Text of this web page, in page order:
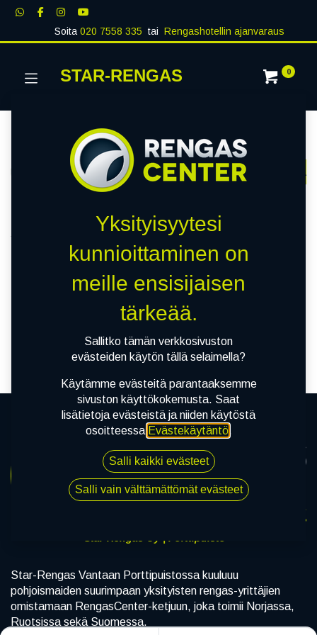
Soita020 7558 335 tai Rengashotellin ajanvaraus
STAR-RENGAS 0
Näytä kaikki
RENKAAT PAKETTIAUTO MUUT
0 kohteita löydetty.
Tyhjennä suodattimet
Emme löytäneet yhtään
tuotetta!
Star-Rengas Vantaan Porttipuistossa kuuluuu
pohjoismaiden suurimpaan yksityisten rengas-yrittäjien
omistamaan RengasCenter-ketjuun, joka toimii Norjassa,
Ruotsissa sekä Suomessa.
Yksityisyytesi
kunnioittaminen on
meille ensisijaisen
tärkeää.
Sallitko tämän verkkosivuston
evästeiden käytön tällä selaimella?
Käytämme evästeitä parantaaksemme
sivuston käyttökokemusta. Saat
lisätietoja evästeistä ja niiden käytöstä
osoitteessa Evästekäytäntö.
Salli kaikki evästeet
Salli vain välttämättömät evästeet